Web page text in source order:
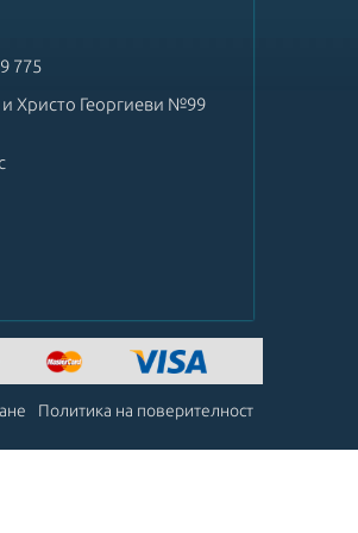
775
и Христо Георгиеви №99
Политика на поверителност